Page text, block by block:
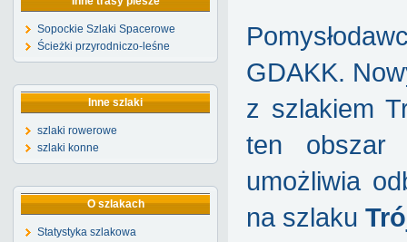
Sopockie Szlaki Spacerowe
Ścieżki przyrodniczo-leśne
Inne szlaki
szlaki rowerowe
szlaki konne
O szlakach
Statystyka szlakowa
GDAKK.
z szlakiem
ten obszar
umożliwia
na szlaku